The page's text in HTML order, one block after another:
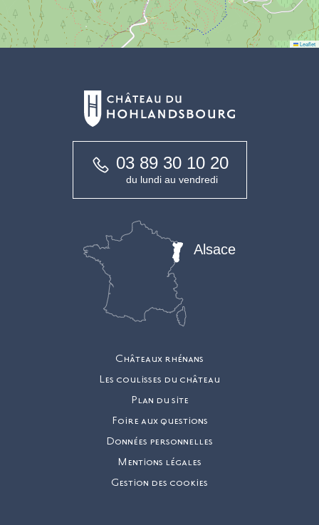
Leaflet
03 89 30 10 20
du lundi au vendredi
Châteaux rhénans
Les coulisses du château
Plan du site
Foire aux questions
Données personnelles
Mentions légales
Gestion des cookies
Alsace